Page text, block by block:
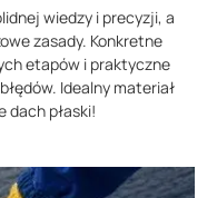
wiedzy i precyzji, a
zasady. Konkretne
etapów i praktyczne
Idealny materiał
dach płaski!